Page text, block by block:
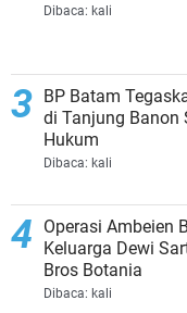
Dibaca: kali
BP Batam
di Tanjung Banon
Hukum
Dibaca: kali
Operasi Ambeien
Keluarga Dewi
Bros Botania
Dibaca: kali